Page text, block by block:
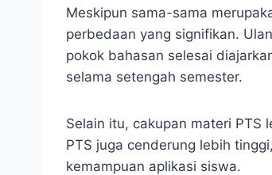
Meskipun sama-sama
perbedaan yang signifikan.
pokok bahasan selesai
selama setengah semester.
Selain itu, cakupan materi PTS
PTS juga cenderung lebih
kemampuan aplikasi siswa.